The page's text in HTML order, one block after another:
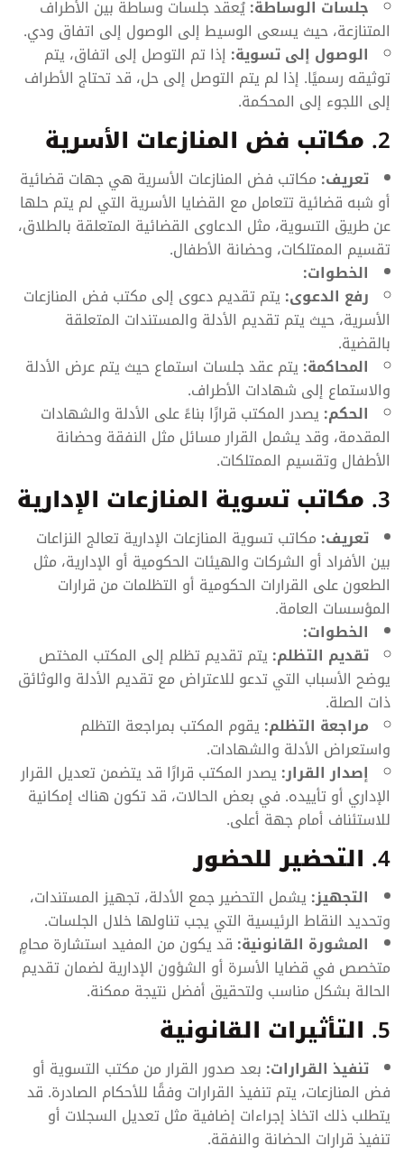
جلسات الوساطة:يُعقد جلسات وساطة بين الأطراف
المتنازعة، حيث يسعى الوسيط إلى الوصول إلى اتفاق ودي.
الوصول إلى تسوية: إذا تم التوصل إلى اتفاق، يتم
توثيقه رسميًا. إذا لم يتم التوصل إلى حل، قد تحتاج الأطراف
إلى اللجوء إلى المحكمة.
2. مكاتب فض المنازعات الأسرية
تعريف: مكاتب فض المنازعات الأسرية هي جهات قضائية
أو شبه قضائية تتعامل مع القضايا الأسرية التي لم يتم حلها
عن طريق التسوية، مثل الدعاوى القضائية المتعلقة بالطلاق،
تقسيم الممتلكات، وحضانة الأطفال.
الخطوات:
رفع الدعوى: يتم تقديم دعوى إلى مكتب فض المنازعات
الأسرية، حيث يتم تقديم الأدلة والمستندات المتعلقة
بالقضية.
المحاكمة: يتم عقد جلسات استماع حيث يتم عرض الأدلة
والاستماع إلى شهادات الأطراف.
الحكم: يصدر المكتب قرارًا بناءً على الأدلة والشهادات
المقدمة، وقد يشمل القرار مسائل مثل النفقة وحضانة
الأطفال وتقسيم الممتلكات.
3. مكاتب تسوية المنازعات الإدارية
تعريف: مكاتب تسوية المنازعات الإدارية تعالج النزاعات
بين الأفراد أو الشركات والهيئات الحكومية أو الإدارية، مثل
الطعون على القرارات الحكومية أو التظلمات من قرارات
المؤسسات العامة.
الخطوات:
تقديم التظلم: يتم تقديم تظلم إلى المكتب المختص
يوضح الأسباب التي تدعو للاعتراض مع تقديم الأدلة والوثائق
ذات الصلة.
مراجعة التظلم: يقوم المكتب بمراجعة التظلم
واستعراض الأدلة والشهادات.
إصدار القرار: يصدر المكتب قرارًا قد يتضمن تعديل القرار
الإداري أو تأييده. في بعض الحالات، قد تكون هناك إمكانية
للاستئناف أمام جهة أعلى.
4. التحضير للحضور
التجهيز: يشمل التحضير جمع الأدلة، تجهيز المستندات،
وتحديد النقاط الرئيسية التي يجب تناولها خلال الجلسات.
المشورة القانونية: قد يكون من المفيد استشارة محامٍ
متخصص في قضايا الأسرة أو الشؤون الإدارية لضمان تقديم
الحالة بشكل مناسب ولتحقيق أفضل نتيجة ممكنة.
5. التأثيرات القانونية
تنفيذ القرارات: بعد صدور القرار من مكتب التسوية أو
فض المنازعات، يتم تنفيذ القرارات وفقًا للأحكام الصادرة. قد
يتطلب ذلك اتخاذ إجراءات إضافية مثل تعديل السجلات أو
تنفيذ قرارات الحضانة والنفقة.